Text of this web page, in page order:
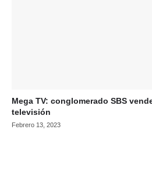
Mega TV: conglomerado SBS
televisión
Febrero 13, 2023